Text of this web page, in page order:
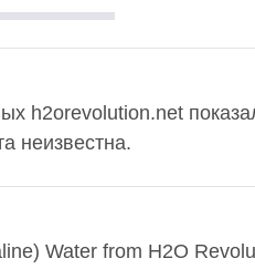
h2orevolution.net
неизвестна.
Water from H2O